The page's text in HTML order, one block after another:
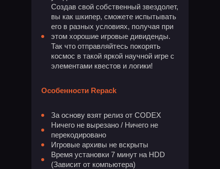
Создав свой собственный звездолет,
вы как шкипер, сможете испытывать
его в разных условиях, получая при
этом хорошие игровые дивиденды.
Так что отправляйтесь покорять
космос в такой яркой научной игре с
элементами квестов и логики!
Особенности Repack
За основу взят релиз от CODEX
Ничего не вырезано / Ничего не
перекодировано
Игровые архивы не вскрыты
Время установки 7 минут на HDD
(Зависит от компьютера)